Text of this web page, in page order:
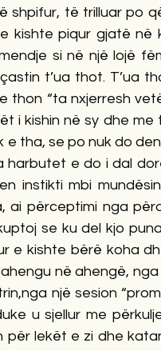
shpifur, të trilluar po
kishte piqur gjatë
si në një lojë
t’ua thot. T’ua
thon “ta nxjerresh
i kishin në sy dhe
e tha, se po nuk do
harbutet e do i dal
instikti mbi
ai përceptimi nga
se ku del kjo
e kishte bërë koha
në ahengë,
një sesion
u sjellur me
për lekët e zi dhe